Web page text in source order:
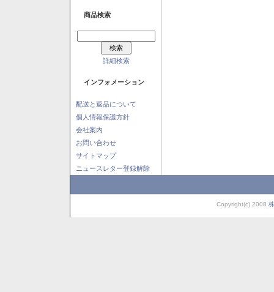
商品検索
詳細検索
インフォメーション
配送と返品について
個人情報保護方針
会社案内
お問い合わせ
サイトマップ
ニュースレター登録解除
Copyright(c) 2008